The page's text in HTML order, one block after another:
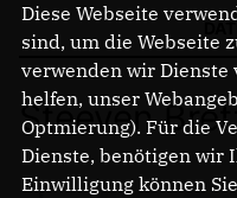
Steeven
Diese Webseite
sind, um die Webseite
verwenden wir
helfen, unser
Optmierung). Für die
Dienste, benötigen wir
Einwilligung können